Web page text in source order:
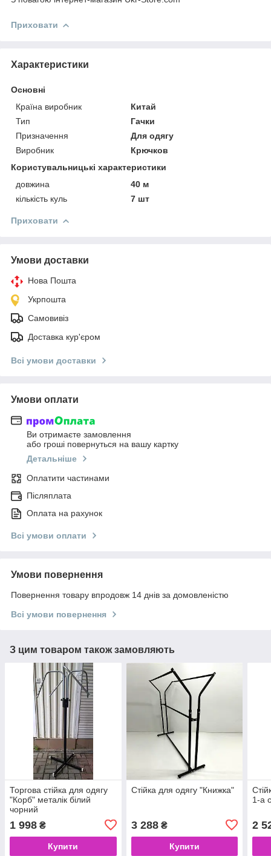
Приховати
Характеристики
Основні
Країна виробник
Китай
Тип
Гачки
Призначення
Для одягу
Виробник
Крючков
Користувальницькі характеристики
довжина
40 м
кількість куль
7 шт
Приховати
Умови доставки
Нова Пошта
Укрпошта
Самовивіз
Доставка кур'єром
Всі умови доставки
Умови оплати
Ви отримаєте замовлення
або гроші повернуться на вашу картку
Детальніше
Оплатити частинами
Післяплата
Оплата на рахунок
Всі умови оплати
Умови повернення
Повернення товару впродовж 14 днів за домовленістю
Всі умови повернення
З цим товаром також замовляють
Торгова стійка для одягу
"Корб" металік білий
чорний
1 998 ₴
Купити
Стійка для одягу "Книжка"
3 288₴
Купити
1-а
2